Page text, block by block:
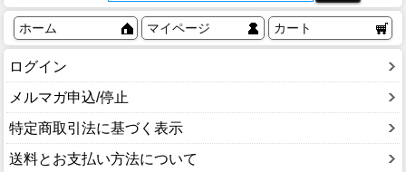
ホーム マイページ カート
ログイン
メルマガ申込/停止
特定商取引法に基づく表示
送料とお支払い方法について